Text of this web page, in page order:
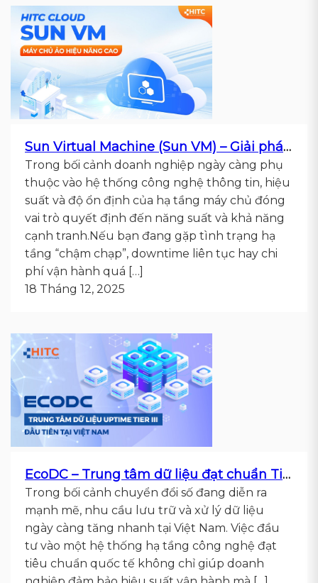
Sun Virtual Machine (Sun VM) – Giải pháp máy chủ ảo hiệu năng cao từ HITC
Trong bối cảnh doanh nghiệp ngày càng phụ
thuộc vào hệ thống công nghệ thông tin, hiệu
suất và độ ổn định của hạ tầng máy chủ đóng
vai trò quyết định đến năng suất và khả năng
cạnh tranh.Nếu bạn đang gặp tình trạng hạ
tầng “chậm chạp”, downtime liên tục hay chi
phí vận hành quá […]
18 Tháng 12, 2025
EcoDC – Trung tâm dữ liệu đạt chuẩn Tier III đầu tiên tại Việt Nam
Trong bối cảnh chuyển đổi số đang diễn ra
mạnh mẽ, nhu cầu lưu trữ và xử lý dữ liệu
ngày càng tăng nhanh tại Việt Nam. Việc đầu
tư vào một hệ thống hạ tầng công nghệ đạt
tiêu chuẩn quốc tế không chỉ giúp doanh